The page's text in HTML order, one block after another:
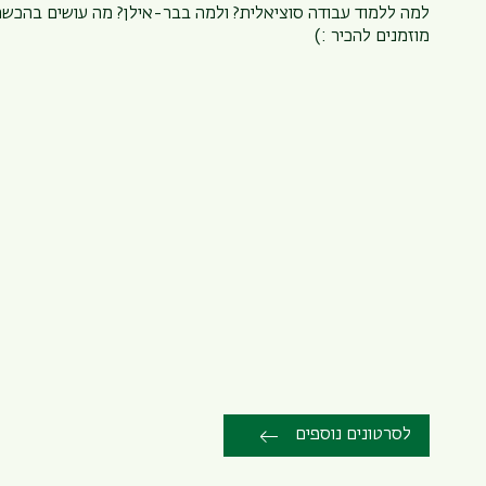
למה ללמוד עבודה סוציאלית? ולמה בבר-אילן? מה עושים
מוזמנים להכיר :)
לסרטונים נוספים